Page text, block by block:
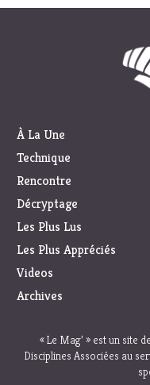
À La Une
Technique
Rencontre
Décryptage
Les Plus Lus
Les Plus Appréciés
Videos
Archives
« Le Mag’ » est un site
Disciplines Associées au